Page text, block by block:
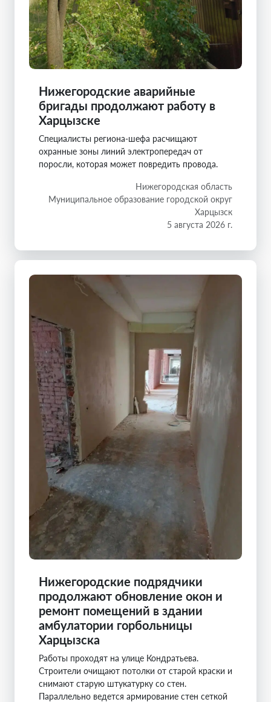
Нижегородские аварийные
бригады продолжают работу в
Харцызске
Специалисты региона-шефа расчищают
охранные зоны линий электропередач от
поросли, которая может повредить провода.
Нижегородская область
Муниципальное образование городской округ
Харцызск
5 августа 2026 г.
Нижегородские подрядчики
продолжают обновление окон и
ремонт помещений в здании
амбулатории горбольницы
Харцызска
Работы проходят на улице Кондратьева.
Строители очищают потолки от старой краски и
снимают старую штукатурку со стен.
Параллельно ведется армирование стен сеткой